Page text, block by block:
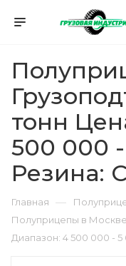
тонн
500 000
Резина:
Главная —
Полуприцепы в
Диапазон: 4 500 000 -